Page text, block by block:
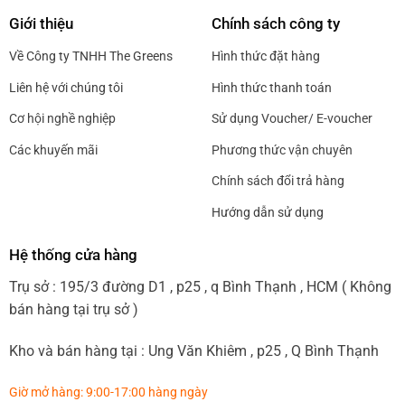
Giới thiệu
Về Công ty TNHH The Greens
Liên hệ với chúng tôi
Cơ hội nghề nghiệp
Các khuyến mãi
Chính sách công ty
Hình thức đặt hàng
Hình thức thanh toán
Sử dụng Voucher/ E-voucher
Phương thức vận chuyên
Chính sách đổi trả hàng
Hướng dẫn sử dụng
Hệ thống cửa hàng
Trụ sở : 195/3 đường D1 , p25 , q Bình Thạnh , HCM ( Không
bán hàng tại trụ sở )
Kho và bán hàng tại : Ung Văn Khiêm , p25 , Q Bình Thạnh
Giờ mở hàng: 9:00-17:00 hàng ngày